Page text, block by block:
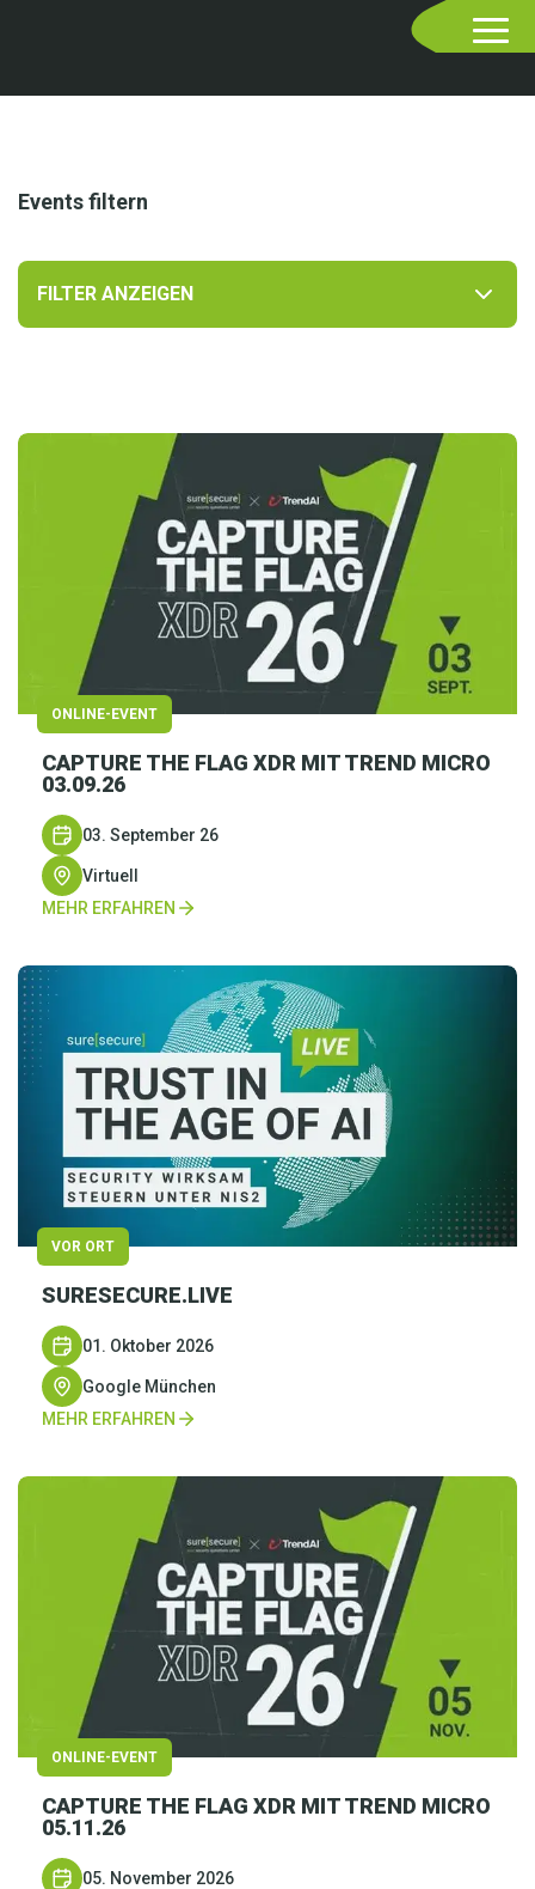
Events filtern
FILTER ANZEIGEN
ONLINE-EVENT
CAPTURE THE FLAG XDR MIT TREND MICRO
03.09.26
03. September 26
Virtuell
MEHR ERFAHREN
VOR ORT
SURESECURE.LIVE
01. Oktober 2026
Google München
MEHR ERFAHREN
ONLINE-EVENT
CAPTURE THE FLAG XDR MIT TREND MICRO
05.11.26
05. November 2026